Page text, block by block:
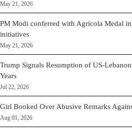
May 21, 2026
PM Modi conferred with Agricola Medal
initiatives
May 21, 2026
Trump Signals Resumption of US-
Years
Jul 22, 2026
Girl Booked Over Abusive Remarks
Aug 01, 2026